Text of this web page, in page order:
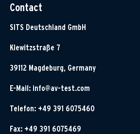
Contact
SITS Deutschland GmbH
Klewitzstraße 7
39112 Magdeburg, Germany
E-Mail: info@av-test.com
Telefon: +49 391 6075460
Fax: +49 391 6075469